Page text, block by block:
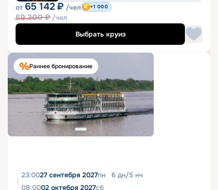
от 65 142 ₽ /чел
69 300₽ /чел
+1 000
Выбрать круиз
Раннее бронирование
23:0027 сентября 2027пн 6 дн/5 нч
08:0002 октября 2027сб